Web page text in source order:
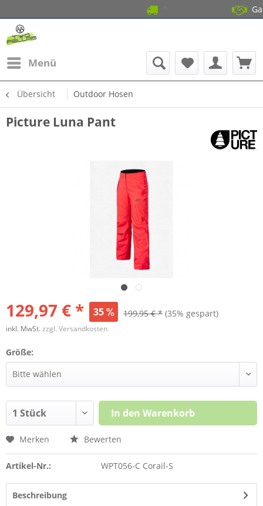
14 Tage Gratis
Menü
Übersicht Outdoor Hosen
Picture Luna Pant
129,97 € * 35 199,95 € * (35% gespart)
inkl. MwSt.zzgl. Versandkosten
Größe:
In den Warenkorb
Merken Bewerten
Artikel-Nr.: WPT056-C Corail-S
Beschreibung